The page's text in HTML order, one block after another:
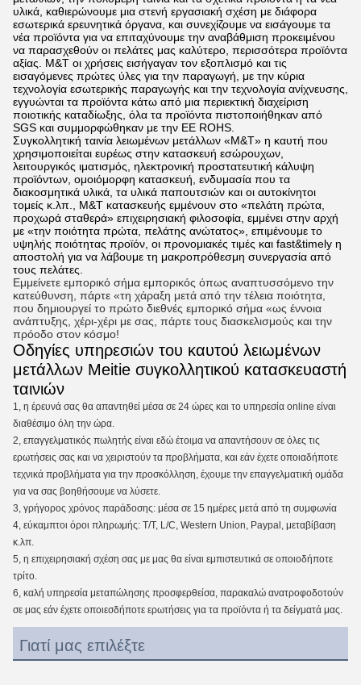
υλικά, καθιερώνουμε μια στενή εργασιακή σχέση με διάφορα
εσωτερικά ερευνητικά όργανα, και συνεχίζουμε να εισάγουμε τα
νέα προϊόντα για να επιταχύνουμε την αναβάθμιση προκειμένου
να παρασχεθούν οι πελάτες μας καλύτερο, περισσότερα προϊόντα
αξίας. M&T οι χρήσεις εισήγαγαν τον εξοπλισμό και τις
εισαγόμενες πρώτες ύλες για την παραγωγή, με την κύρια
τεχνολογία εσωτερικής παραγωγής και την τεχνολογία ανίχνευσης,
εγγυώνται τα προϊόντα κάτω από μια περιεκτική διαχείριση
ποιοτικής καταδίωξης, όλα τα προϊόντα πιστοποιήθηκαν από
SGS και συμμορφώθηκαν με την ΕΕ ROHS.
Συγκολλητική ταινία λειωμένων μετάλλων «M&T» η καυτή που
χρησιμοποιείται ευρέως στην κατασκευή εσώρουχων,
λειτουργικός ιματισμός, ηλεκτρονική προστατευτική κάλυψη
προϊόντων, ομοιόμορφη κατασκευή, ενδυμασία που τα
διακοσμητικά υλικά, τα υλικά παπουτσιών και οι αυτοκίνητοι
τομείς κ.λπ., M&T κατασκευής εμμένουν στο «πελάτη πρώτα,
προχωρά σταθερά» επιχειρησιακή φιλοσοφία, εμμένει στην αρχή
με «την ποιότητα πρώτα, πελάτης ανώτατος», επιμένουμε το
υψηλής ποιότητας προϊόν, οι προνομιακές τιμές και fast&timely η
αποστολή για να λάβουμε τη μακροπρόθεσμη συνεργασία από
τους πελάτες.
Εμμείνετε εμπορικό σήμα εμπορικός όπως αναπτυσσόμενο την
κατεύθυνση, πάρτε «τη χάραξη μετά από την τέλεια ποιότητα,
που δημιουργεί το πρώτο διεθνές εμπορικό σήμα «ως έννοια
ανάπτυξης, χέρι-χέρι με σας, πάρτε τους διασκελισμούς και την
πρόοδο στον κόσμο!
Οδηγίες υπηρεσιών του καυτού λειωμένων
μετάλλων Meitie συγκολλητικού κατασκευαστή
ταινιών
1, η έρευνά σας θα απαντηθεί μέσα σε 24 ώρες και το υπηρεσία online είναι
διαθέσιμο όλη την ώρα.
2, επαγγελματικός πωλητής είναι εδώ έτοιμα να απαντήσουν σε όλες τις
ερωτήσεις σας και να χειριστούν τα προβλήματα, και εάν έχετε οποιαδήποτε
τεχνικά προβλήματα για την προσκόλληση, έχουμε την επαγγελματική ομάδα
για να σας βοηθήσουμε να λύσετε.
3, γρήγορος χρόνος παράδοσης: μέσα σε 15 ημέρες μετά από τη συμφωνία
4, εύκαμπτοι όροι πληρωμής: T/T, L/C, Western Union, Paypal, μεταβίβαση
κ.λπ.
5, η επιχειρησιακή σχέση σας με μας θα είναι εμπιστευτικά σε οποιοδήποτε
τρίτο.
6, καλή υπηρεσία μεταπώλησης προσφερθείσα, παρακαλώ ανατροφοδοτούν
σε μας εάν έχετε οποιεσδήποτε ερωτήσεις για τα προϊόντα ή τα δείγματά μας.
Γιατί μας επιλέξτε